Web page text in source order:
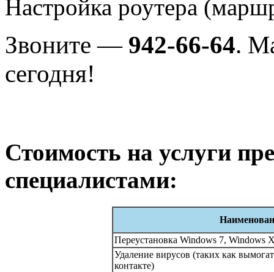
Настройка роутера
Звоните — 942-66-64.
сегодня!
Стоимость на услуги
специалистами:
Переустановка Windows 7, Windows
Удаление вирусов (таких как
контакте)